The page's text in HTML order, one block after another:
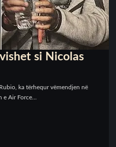
si Nicolas
ka tërhequr vëmendjen në
e Air Force…